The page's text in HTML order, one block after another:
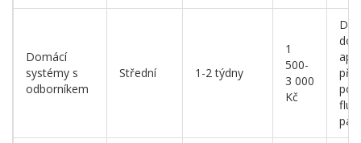
Domácí
systémy s
odborníkem
Střední 1-2 týdny
1
500-
3 000
Kč